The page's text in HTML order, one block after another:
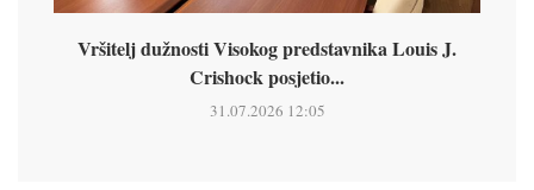
Vršitelj dužnosti Visokog predstavnika Louis J.
Crishock posjetio...
31.07.2026 12:05